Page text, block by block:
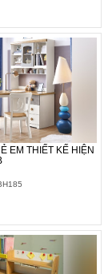
EM THIẾT KẾ HIỆN